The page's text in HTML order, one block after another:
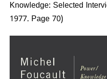
Knowledge: Selected
1977. Page 70)